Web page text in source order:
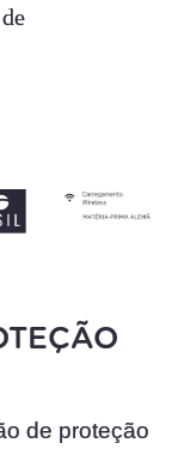
de proteção